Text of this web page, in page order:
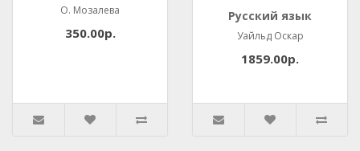
О. Мозалева
350.00р.
Русский язык
Уайльд Оскар
1859.00р.